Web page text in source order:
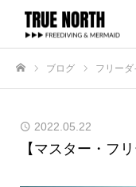
ブログ フリーダ
2022.05.22
【マスター・フ